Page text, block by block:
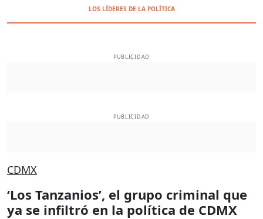
LOS LÍDERES DE LA POLÍTICA
PUBLICIDAD
PUBLICIDAD
CDMX
‘Los Tanzanios’, el grupo criminal que
ya se infiltró en la política de CDMX